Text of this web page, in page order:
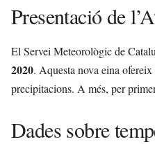
Presentació de
El Servei Meteorològic de
2020. Aquesta nova eina
precipitacions. A més, per
Dades sobre